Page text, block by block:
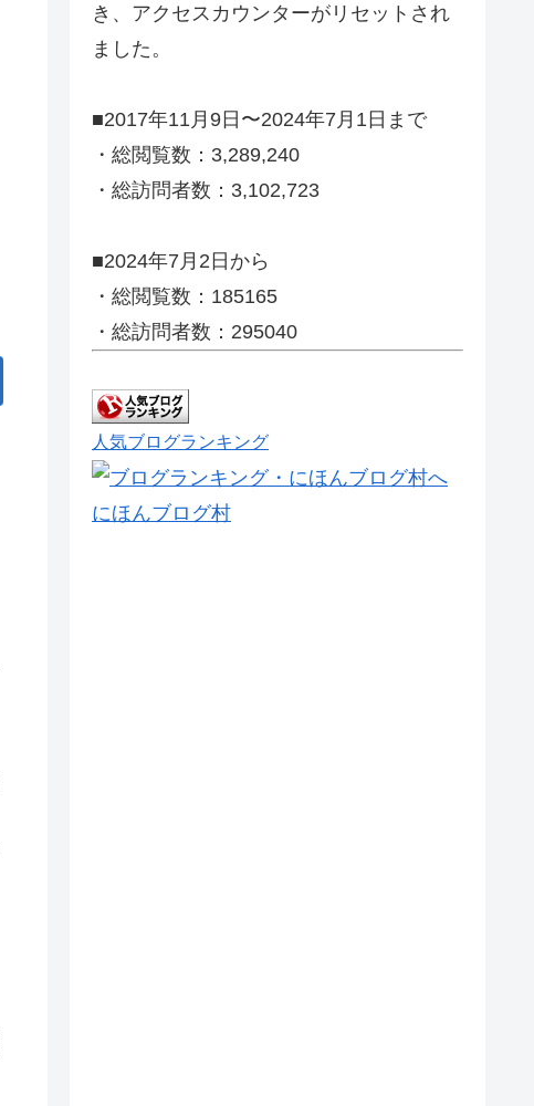
き、アクセスカウンターがリセットされ
ました。
■2017年11月9日〜2024年7月1日まで
・総閲覧数：3,289,240
・総訪問者数：3,102,723
■2024年7月2日から
・総閲覧数：185165
・総訪問者数：295040
人気ブログランキング
にほんブログ村